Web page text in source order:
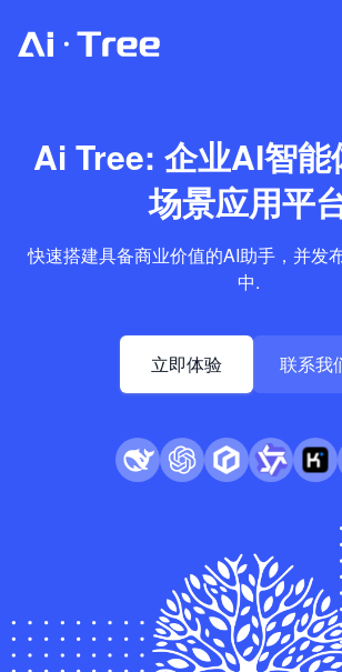
Ai Tree: 企业AI智能
场景应用平
快速搭建具备商业价值的AI助手，并发
中.
立即体验 联系我